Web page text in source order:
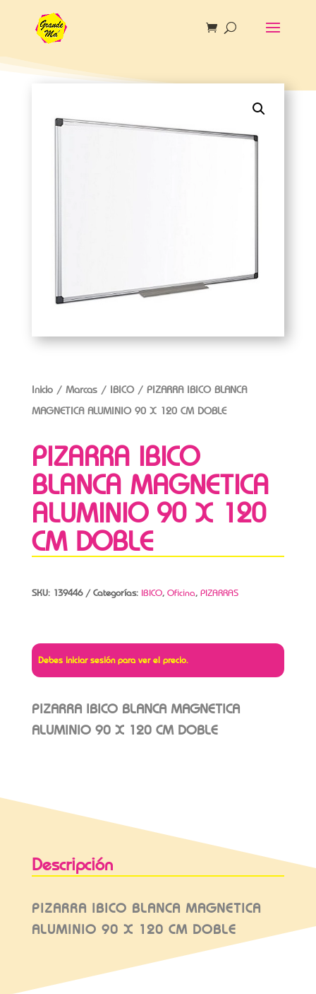
Inicio/ Marcas/ IBICO/ PIZARRA IBICO BLANCA
MAGNETICA ALUMINIO 90 X 120 CM DOBLE
PIZARRA IBICO
BLANCA MAGNETICA
ALUMINIO 90 X 120
CM DOBLE
SKU: 139446 Categorías: IBICO, Oficina, PIZARRAS
Debes iniciar sesión para ver el precio.
PIZARRA IBICO BLANCA MAGNETICA
ALUMINIO 90 X 120 CM DOBLE
Descripción
PIZARRA IBICO BLANCA MAGNETICA
ALUMINIO 90 X 120 CM DOBLE